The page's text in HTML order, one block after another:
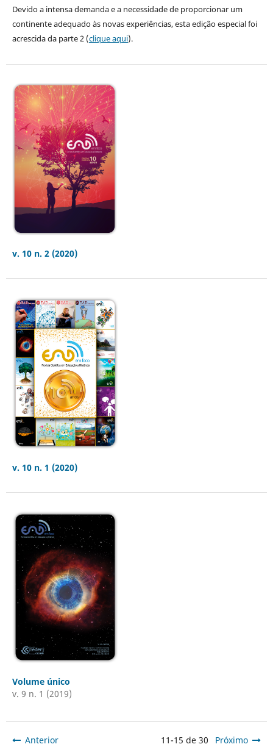
Devido a intensa demanda e a necessidade de proporcionar um
continente adequado às novas experiências, esta edição especial foi
acrescida da parte 2 (clique aqui).
v. 10 n. 2 (2020)
v. 10 n. 1 (2020)
Volume único
v. 9 n. 1 (2019)
Anterior 11-15 de 30 Próximo